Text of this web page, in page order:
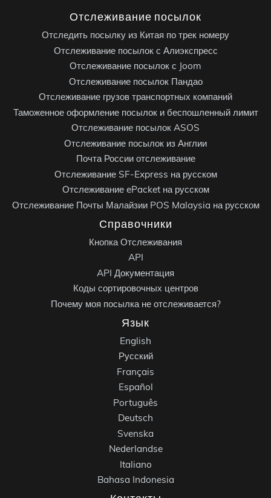
Отслеживание посылок
Отследить посылку из Китая по трек номеру
Отслеживание посылок с Алиэкспресс
Отслеживание посылок с Joom
Отслеживание посылок Пандао
Отслеживание грузов транспортных компаний
Таможенное оформление посылок и беспошленный лимит
Отслеживание посылок ASOS
Отслеживание посылок из Англии
Почта России отслеживание
Отслеживание SF-Express на русском
Отслеживание ePacket на русском
Отслеживание Почты Малайзии POS Malaysia на русском
Справочники
Кнопка Отслеживания
API
API Документация
Коды сортировочных центров
Почему моя посылка не отслеживается?
Язык
English
Русский
Français
Español
Português
Deutsch
Svenska
Nederlandse
Italiano
Bahasa Indonesia